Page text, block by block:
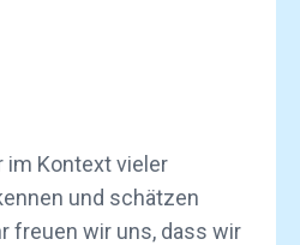
im Kontext vieler
und schätzen
freuen wir uns, dass wir